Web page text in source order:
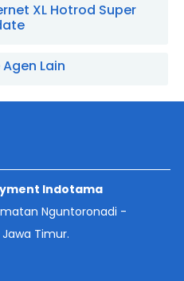
XL Hotrod Super
Lain
Indotama
Nguntoronadi -
Timur.